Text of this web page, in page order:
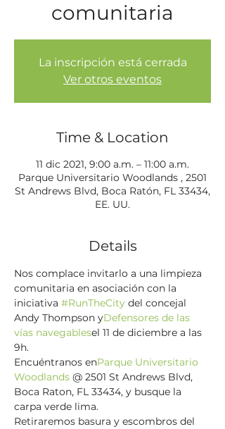
comunitaria
La inscripción está cerrada
Ver otros eventos
Time & Location
11 dic 2021, 9:00 a.m. – 11:00 a.m.
Parque Universitario Woodlands , 2501
St Andrews Blvd, Boca Ratón, FL 33434,
EE. UU.
Details
Nos complace invitarlo a una limpieza
comunitaria en asociación con la
iniciativa #RunTheCity del concejal
Andy Thompson yDefensores de las
vías navegablesel 11 de diciembre a las
9h.
Encuéntranos enParque Universitario
Woodlands @ 2501 St Andrews Blvd,
Boca Raton, FL 33434, y busque la
carpa verde lima.
Retiraremos basura y escombros del